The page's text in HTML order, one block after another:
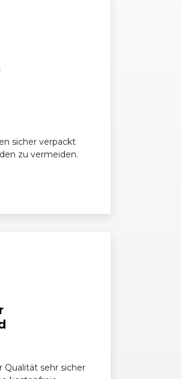
sicher verpackt
zu vermeiden.
Qualität sehr sicher